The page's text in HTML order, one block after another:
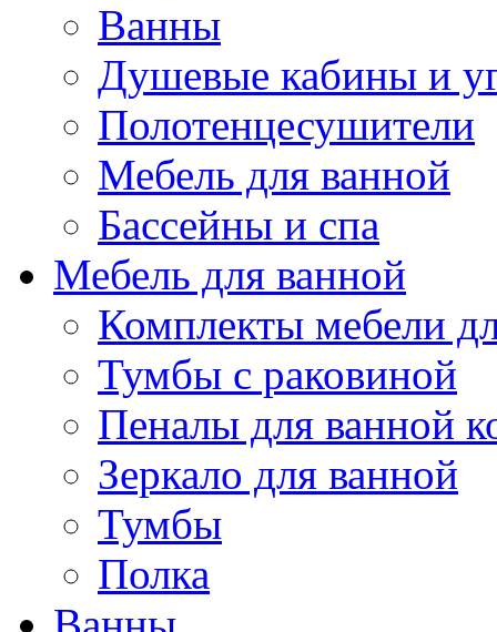
Ванны
Душевые кабины и
Полотенцесушители
Мебель для ванной
Бассейны и спа
Мебель для ванной
Комплекты мебели
Тумбы с раковиной
Пеналы для ванной
Зеркало для ванной
Тумбы
Полка